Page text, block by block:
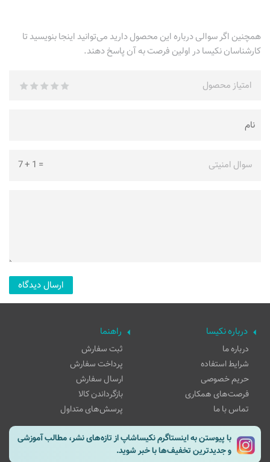
همچنین اگر سوالی درباره این محصول دارید می‌توانید اینجا بنویسید تا
کارشناسان نکیسا در اولین فرصت به آن پاسخ دهند.
امتیاز محصول
سوال امنیتی =
1
+
7
درباره نکیسا
درباره ما
شرایط استفاده
حریم خصوصی
فرصت‌های همکاری
تماس با ما
راهنما
ثبت سفارش
پرداخت سفارش
ارسال سفارش
بازگرداندن کالا
پرسش‌های متداول
با پیوستن به اینستاگرم نکیساشاپ از تازه‌های نشر، مطالب آموزشی
و جدیدترین تخفیف‌ها با خبر شوید.